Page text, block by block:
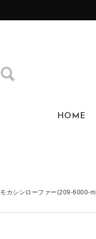
HOME
モカシンローファー(209-6000-